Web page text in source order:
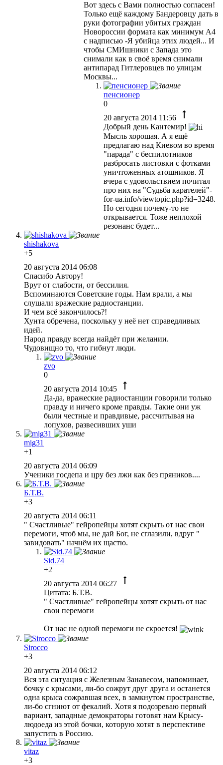
Вот здесь с Вами полностью согласен!
Только ещё каждому Бандеровцу дать в
руки фотографии убитых граждан
Новороссии формата как минимум А4
с надписью -Я убийца этих людей... И
чтобы СМИшники с Запада это
снимали как в своё время снимали
антипарад Гитлеровцев по улицам
Москвы...
пенсионер
0
20 августа 2014 11:56
Добрый день Кантемир!
Мысль хорошая. А я ещё
предлагаю над Киевом во время
"парада" с беспилотников
разбросать листовки с фотками
уничтоженных атошников. Я
вчера с удовольствием почитал
про них на "Судьба карателей"-
for-ua.info/viewtopic.php?id=3248.
Но сегодня почему-то не
открывается. Тоже неплохой
резонанс будет...
shishakova
+5
20 августа 2014 06:08
Спасибо Автору!
Врут от слабости, от бессилия.
Вспоминаются Советские годы. Нам врали, а мы
слушали вражеские радиостанции.
И чем всё закончилось?!
Хунта обречена, поскольку у неё нет справедливых
идей.
Народ правду всегда найдёт при желании.
Чудовищно то, что гибнут люди.
zvo
0
20 августа 2014 10:45
Да-да, вражеские радиостанции говорили только
правду и ничего кроме правды. Такие они уж
были честные и правдивые, рассчитывая на
лопухов, развесивших уши
mig31
+1
20 августа 2014 06:09
Ученики госдепа и цру без лжи как без пряников....
Б.Т.В.
+3
20 августа 2014 06:11
" Счастливые" гейропейцы хотят скрыть от нас свои
перемоги, чтоб мы, не дай Бог, не сглазили, вдруг "
завидовать" начнём их щастю.
Sid.74
+2
20 августа 2014 06:27
Цитата: Б.Т.В.
" Счастливые" гейропейцы хотят скрыть от нас
свои перемоги
От нас не одной перемоги не скроется!
Sirocco
+3
20 августа 2014 06:12
Вся эта ситуация с Железным Занавесом, напоминает,
бочку с крысами, ли-бо сожрут друг друга и останется
одна крыса сожравшая всех, в замкнутом пространстве,
ли-бо сгниют от фекалий. Хотя я подозреваю первый
вариант, западные демократоры готовят нам Крысу-
людоеда из этой бочки, которую хотят в перспективе
запустить в Россию.
vitaz
+3